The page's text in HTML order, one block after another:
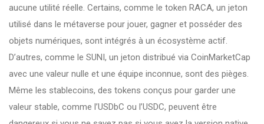
aucune utilité réelle. Certains, comme le token RACA, un jeton
utilisé dans le métaverse pour jouer, gagner et posséder des
objets numériques, sont intégrés à un écosystème actif.
D’autres, comme le SUNI, un jeton distribué via CoinMarketCap
avec une valeur nulle et une équipe inconnue, sont des pièges.
Même les stablecoins, des tokens conçus pour garder une
valeur stable, comme l’USDbC ou l’USDC, peuvent être